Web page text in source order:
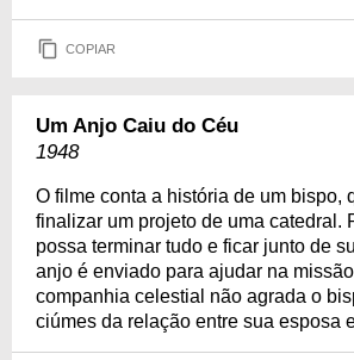
COPIAR
Um Anjo Caiu do Céu
1948
O filme conta a história de um bispo,
finalizar um projeto de uma catedral.
possa terminar tudo e ficar junto de
anjo é enviado para ajudar na
companhia celestial não agrada o
ciúmes da relação entre sua esposa